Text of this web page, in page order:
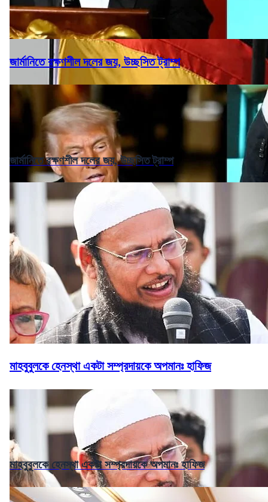
জার্মানিতে রক্ষণশীল দলের জয়, উচ্ছসিত ট্রাম্প
জার্মানিতে রক্ষণশীল দলের জয়, উচ্ছসিত ট্রাম্প
মাহবুবুলকে হেনস্থা একটা সম্প্রদায়কে অপমানঃ হাফিজ
মাহবুবুলকে হেনস্থা একটা সম্প্রদায়কে অপমানঃ হাফিজ